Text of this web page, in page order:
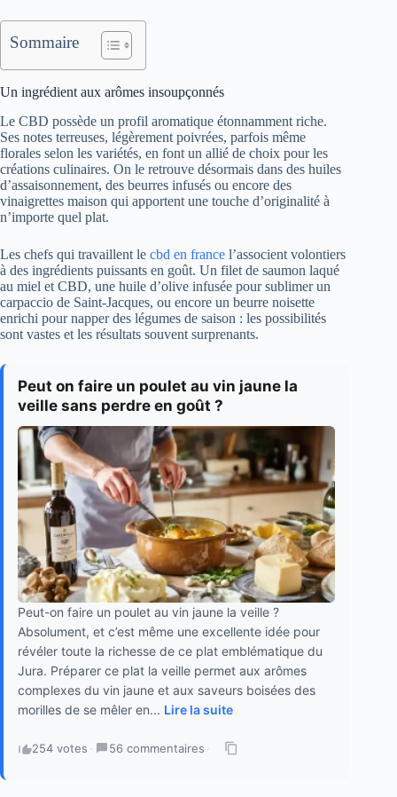
Sommaire
Un ingrédient aux arômes insoupçonnés
Le CBD possède un profil aromatique étonnamment riche.
Ses notes terreuses, légèrement poivrées, parfois même
florales selon les variétés, en font un allié de choix pour les
créations culinaires. On le retrouve désormais dans des huiles
d’assaisonnement, des beurres infusés ou encore des
vinaigrettes maison qui apportent une touche d’originalité à
n’importe quel plat.
Les chefs qui travaillent le cbd en france l’associent volontiers
à des ingrédients puissants en goût. Un filet de saumon laqué
au miel et CBD, une huile d’olive infusée pour sublimer un
carpaccio de Saint-Jacques, ou encore un beurre noisette
enrichi pour napper des légumes de saison : les possibilités
sont vastes et les résultats souvent surprenants.
Peut on faire un poulet au vin jaune la
veille sans perdre en goût ?
Peut-on faire un poulet au vin jaune la veille ?
Absolument, et c’est même une excellente idée pour
révéler toute la richesse de ce plat emblématique du
Jura. Préparer ce plat la veille permet aux arômes
complexes du vin jaune et aux saveurs boisées des
morilles de se mêler en... Lire la suite
254 votes · 56 commentaires ·